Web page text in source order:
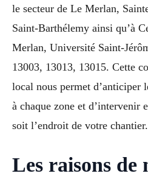
le secteur de Le Merlan,
Saint-Barthélemy ainsi qu’à
Merlan, Université Saint-
13003, 13013, 13015. Cette
local nous permet d’anticiper
à chaque zone et d’intervenir
soit l’endroit de votre chantier.
Les raisons de